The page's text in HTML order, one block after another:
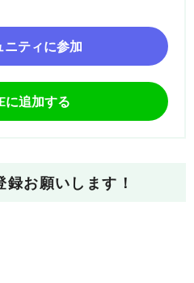
ニティに参加
に追加する
録お願いします！